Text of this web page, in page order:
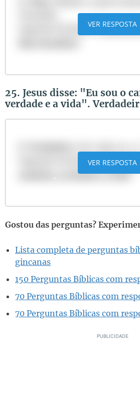
Sugestão de leitura:Como foi
VER RESPOSTA
25. Jesus disse: "Eu sou o
verdade e a vida".
Sugestão de leitura:O que
caminho, a verdade e a vida?
VER RESPOSTA
Gostou das perguntas?
Lista completa de perguntas
gincanas
150 Perguntas Bíblicas com
70 Perguntas Bíblicas com
70 Perguntas Bíblicas com